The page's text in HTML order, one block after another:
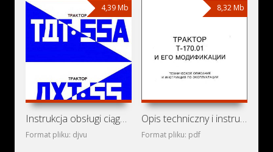
4,39 Mb
Instrukcja obsługi ciągników OTZ TDT-55A i OTZ LHT-55
Format pliku: djvu
8,32 Mb
Opis techniczny i instrukcja obsługi ciągników ChTZ
Format pliku: pdf